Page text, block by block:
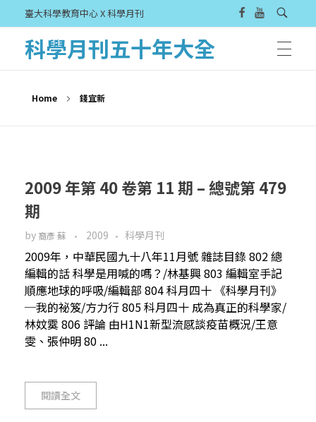
臺大科學教育中心 X 科學月刊
科學月刊五十年大全
Home 錢宜新
2009 年第 40 卷第 11 期 – 總號第 479
期
by 裔彥 蘇 2009 科學月刊
2009年，中華民國九十八年11月號 雜誌目錄 802 總
編輯的話 科學是用喊的嗎？/林基興 803 編輯室手記
順應地球的呼吸/編輯部 804 科月四十 《科學月刊》
─我的祕笈/方力行 805 科月四十 成為真正的科學家/
林妏霙 806 評論 由H1N1新型流感談疫苗概況/王意
雯、張仲明 80 ...
閱讀全文